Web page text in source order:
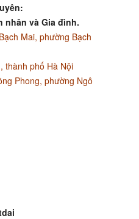
nhân và Gia đình.
Mai, phường Bạch
thành phố Hà Nội
Phong, phường Ngô